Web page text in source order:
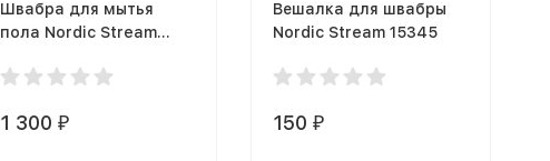
Швабра для мытья
пола Nordic Stream
1 300 ₽
Вешалка для швабры
Nordic Stream 15345
150₽